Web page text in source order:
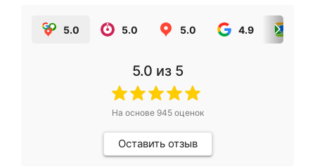
5.0 5.0 5.0 4.9
5.0 из 5
На основе 945оценок
Оставить отзыв